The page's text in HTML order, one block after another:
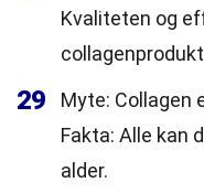
Kvaliteten og
29
Myte: Collagen
Fakta: Alle kan
alder.